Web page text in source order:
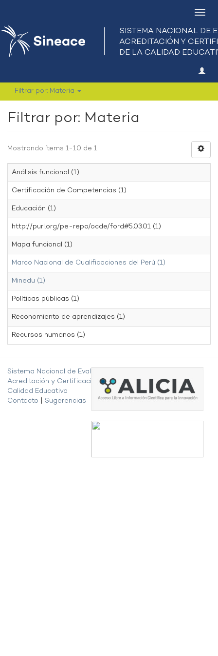
Filtrar por: Materia
Filtrar por: Materia
Mostrando ítems 1-10 de 1
Análisis funcional (1)
Certificación de Competencias (1)
Educación (1)
http://purl.org/pe-repo/ocde/ford#5.03.01 (1)
Mapa funcional (1)
Marco Nacional de Cualificaciones del Perú (1)
Minedu (1)
Políticas públicas (1)
Reconomiento de aprendizajes (1)
Recursos humanos (1)
Sistema Nacional de Evaluación,
Acreditación y Certificación de la
Calidad Educativa
Contacto
Sugerencias